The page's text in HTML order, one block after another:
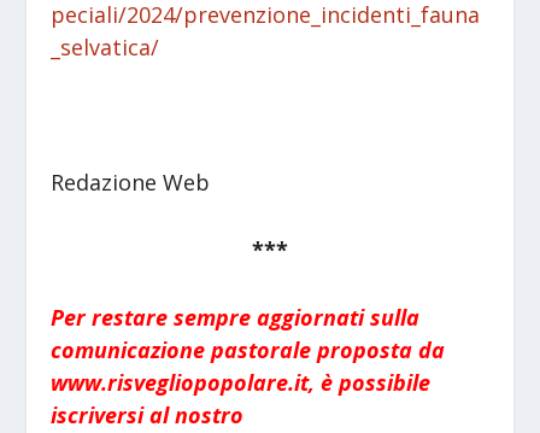
peciali/2024/prevenzione_incidenti_fauna
_selvatica/
Redazione Web
***
Per restare sempre aggiornati sulla
comunicazione pastorale proposta da
www.risvegliopopolare.it, è possibile
iscriversi al nostro